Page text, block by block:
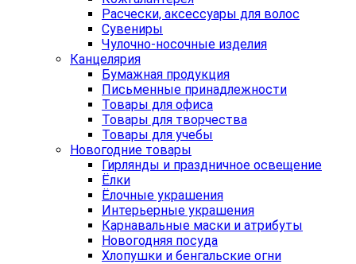
Расчески, аксессуары для волос
Сувениры
Чулочно-носочные изделия
Канцелярия
Бумажная продукция
Письменные принадлежности
Товары для офиса
Товары для творчества
Товары для учебы
Новогодние товары
Гирлянды и праздничное освещение
Ёлки
Ёлочные украшения
Интерьерные украшения
Карнавальные маски и атрибуты
Новогодняя посуда
Хлопушки и бенгальские огни